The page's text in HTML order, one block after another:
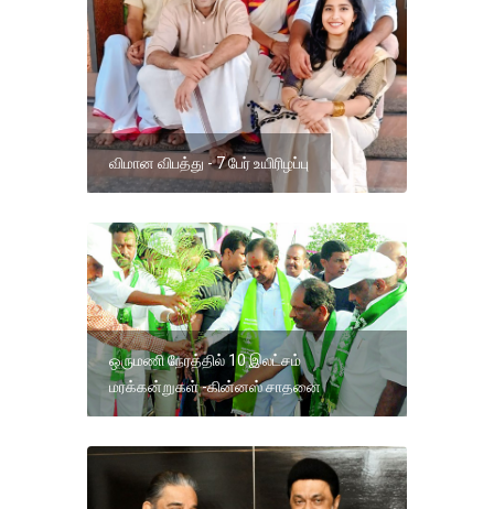
விமான விபத்து - 7 பேர் உயிரிழப்பு
ஒருமணி நேரத்தில் 10 இலட்சம்
மரக்கன்றுகள் -கின்னஸ் சாதனை